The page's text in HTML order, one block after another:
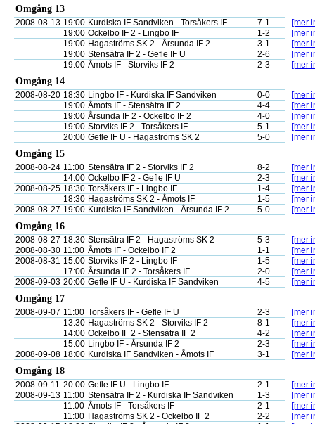
Omgång 13
2008-08-13 19:00 Kurdiska IF Sandviken - Torsåkers IF 7-1
[mer
19:00 Ockelbo IF 2 - Lingbo IF 1-2
[mer
19:00 Hagaströms SK 2 - Årsunda IF 2 3-1
[mer
19:00 Stensätra IF 2 - Gefle IF U 2-6
[mer
19:00 Åmots IF - Storviks IF 2 2-3 [mer
Omgång 14
2008-08-20 18:30 Lingbo IF - Kurdiska IF Sandviken 0-0
[mer
19:00 Åmots IF - Stensätra IF 2 4-4
[mer
19:00 Årsunda IF 2 - Ockelbo IF 2 4-0
[mer
19:00 Storviks IF 2 - Torsåkers IF 5-1
[mer
20:00 Gefle IF U - Hagaströms SK 2 5-0 [mer
Omgång 15
2008-08-24 11:00 Stensätra IF 2 - Storviks IF 2 8-2
[mer
14:00 Ockelbo IF 2 - Gefle IF U 2-3
[mer
2008-08-25 18:30 Torsåkers IF - Lingbo IF 1-4
[mer
18:30 Hagaströms SK 2 - Åmots IF 1-5
[mer
2008-08-27 19:00 Kurdiska IF Sandviken - Årsunda IF 2 5-0 [mer
Omgång 16
2008-08-27 18:30 Stensätra IF 2 - Hagaströms SK 2 5-3
[mer
2008-08-30 11:00 Åmots IF - Ockelbo IF 2 1-1
[mer
2008-08-31 15:00 Storviks IF 2 - Lingbo IF 1-5
[mer
17:00 Årsunda IF 2 - Torsåkers IF 2-0
[mer
2008-09-03 20:00 Gefle IF U - Kurdiska IF Sandviken 4-5 [mer
Omgång 17
2008-09-07 11:00 Torsåkers IF - Gefle IF U 2-3
[mer
13:30 Hagaströms SK 2 - Storviks IF 2 8-1
[mer
14:00 Ockelbo IF 2 - Stensätra IF 2 4-2
[mer
15:00 Lingbo IF - Årsunda IF 2 2-3
[mer
2008-09-08 18:00 Kurdiska IF Sandviken - Åmots IF 3-1 [mer
Omgång 18
2008-09-11 20:00 Gefle IF U - Lingbo IF 2-1
[mer
2008-09-13 11:00 Stensätra IF 2 - Kurdiska IF Sandviken 1-3
[mer
11:00 Åmots IF - Torsåkers IF 2-1
[mer
11:00 Hagaströms SK 2 - Ockelbo IF 2 2-2
[mer